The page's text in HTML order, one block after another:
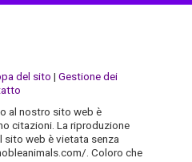
del sito | Gestione dei
al nostro sito web è
citazioni. La riproduzione
web è vietata senza
. Coloro che